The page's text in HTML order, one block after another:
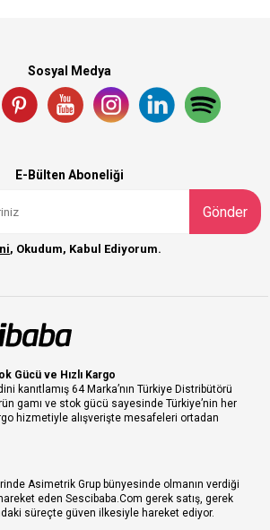
Sosyal Medya
E-Bülten Aboneliği
Gönder
, Okudum, Kabul Ediyorum.
Gücü ve Hızlı Kargo
kanıtlamış 64 Marka’nın Türkiye Distribütörü
gamı ve stok gücü sayesinde Türkiye’nin her
hizmetiyle alışverişte mesafeleri ortadan
Asimetrik Grup bünyesinde olmanın verdiği
eden Sescibaba.Com gerek satış, gerek
süreçte güven ilkesiyle hareket ediyor.